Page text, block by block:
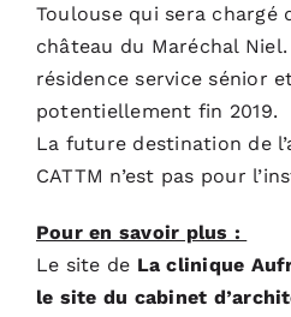
Toulouse qui sera
château du Maréchal
résidence service sénior
potentiellement fin 2019.
La future destination de
CATTM n’est pas pour
Pour en savoir plus :
Le site de La clinique
le site du cabinet